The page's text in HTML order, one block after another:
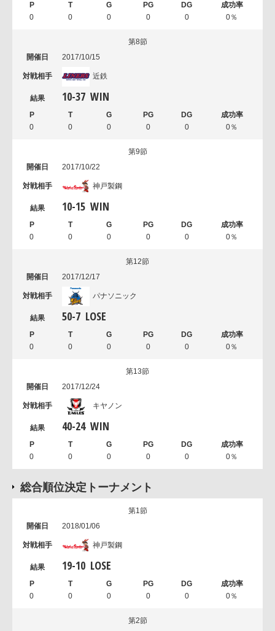
0 0 0 0 0 0％
第8節
2017/10/15
近鉄
10-37 WIN
0 0 0 0 0 0％
第9節
2017/10/22
神戸製鋼
10-15 WIN
0 0 0 0 0 0％
第12節
2017/12/17
パナソニック
50-7 LOSE
0 0 0 0 0 0％
第13節
2017/12/24
キヤノン
40-24 WIN
0 0 0 0 0 0％
総合順位決定トーナメント
第1節
2018/01/06
神戸製鋼
19-10 LOSE
0 0 0 0 0 0％
第2節